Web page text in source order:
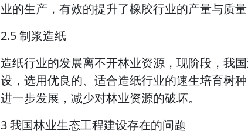
业的生产，有效的提升了橡胶行业的产量与质
2.5 制浆造纸
造纸行业的发展离不开林业资源，现阶段，我
设，选用优良的、适合造纸行业的速生培育树
进一步发展，减少对林业资源的破坏。
3 我国林业生态工程建设存在的问题